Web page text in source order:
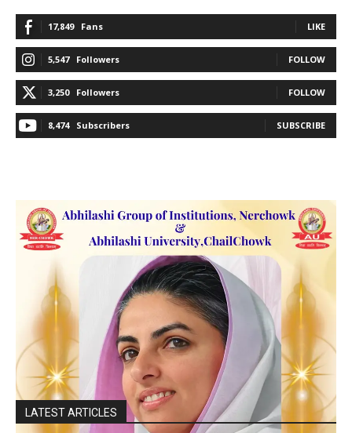
17,849 Fans LIKE
5,547 Followers FOLLOW
3,250 Followers FOLLOW
8,474 Subscribers SUBSCRIBE
LATEST ARTICLES